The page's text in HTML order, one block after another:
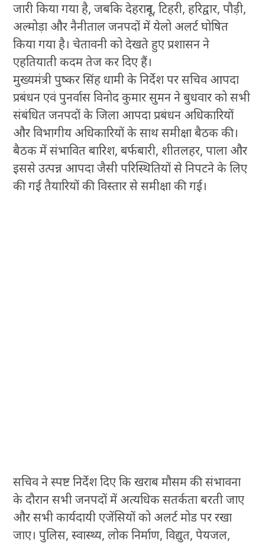
जारी किया गया है, जबकि देहरादून, टिहरी, हरिद्वार, पौड़ी,
अल्मोड़ा और नैनीताल जनपदों में येलो अलर्ट घोषित
किया गया है। चेतावनी को देखते हुए प्रशासन ने
एहतियाती कदम तेज कर दिए हैं।
मुख्यमंत्री पुष्कर सिंह धामी के निर्देश पर सचिव आपदा
प्रबंधन एवं पुनर्वास विनोद कुमार सुमन ने बुधवार को सभी
संबंधित जनपदों के जिला आपदा प्रबंधन अधिकारियों
और विभागीय अधिकारियों के साथ समीक्षा बैठक की।
बैठक में संभावित बारिश, बर्फबारी, शीतलहर, पाला और
इससे उत्पन्न आपदा जैसी परिस्थितियों से निपटने के लिए
की गई तैयारियों की विस्तार से समीक्षा की गई।
सचिव ने स्पष्ट निर्देश दिए कि खराब मौसम की संभावना
के दौरान सभी जनपदों में अत्यधिक सतर्कता बरती जाए
और सभी कार्यदायी एजेंसियों को अलर्ट मोड पर रखा
जाए। पुलिस, स्वास्थ्य, लोक निर्माण, विद्युत, पेयजल,